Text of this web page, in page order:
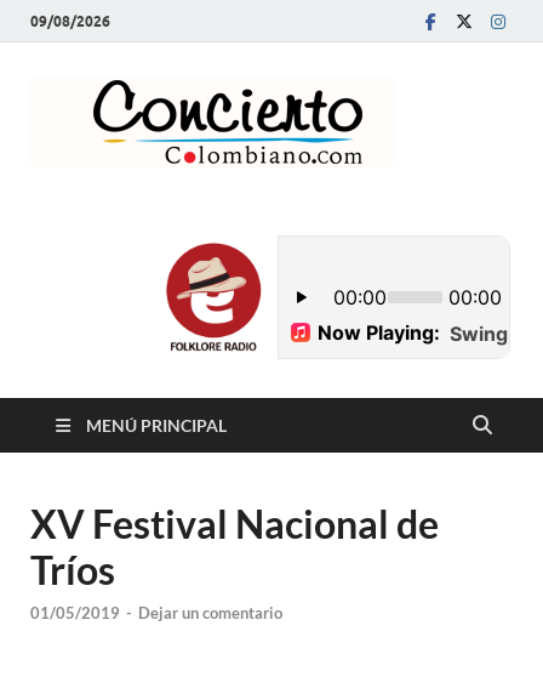
09/08/2026
MENÚ PRINCIPAL
XV Festival Nacional de
Tríos
01/05/2019 - Dejar un comentario